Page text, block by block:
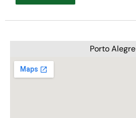
Porto Alegre